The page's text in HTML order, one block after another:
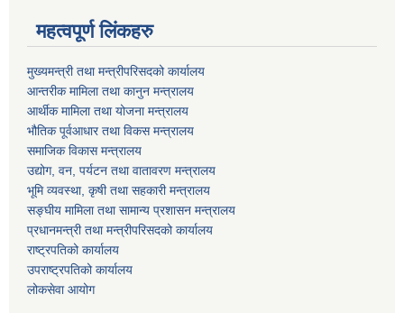
महत्वपूर्ण लिंकहरु
मुख्यमन्त्री तथा मन्त्रीपरिसदको कार्यालय
आन्तरीक मामिला तथा कानुन मन्त्रालय
आर्थीक मामिला तथा योजना मन्त्रालय
भौतिक पूर्वआधार तथा विकस मन्त्रालय
समाजिक विकास मन्त्रालय
उद्योग, वन, पर्यटन तथा वातावरण मन्त्रालय
भूमि व्यवस्था, कृषी तथा सहकारी मन्त्रालय
सङ्घीय मामिला तथा सामान्य प्रशासन मन्त्रालय
प्रधानमन्त्री तथा मन्त्रीपरिसदको कार्यालय
राष्ट्रपतिको कार्यालय
उपराष्ट्रपतिको कार्यालय
लोकसेवा आयोग